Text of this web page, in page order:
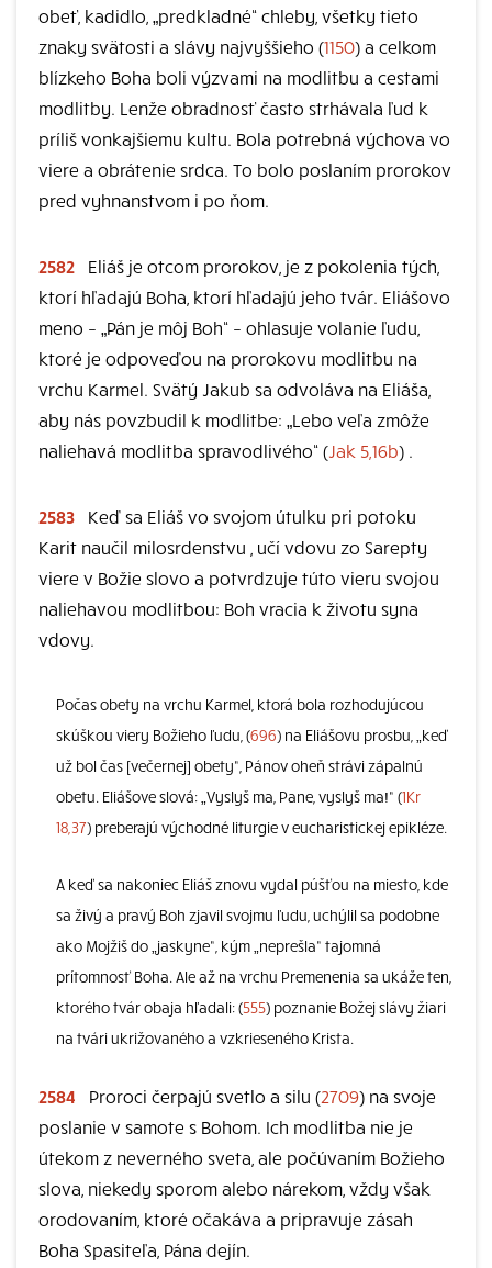
obeť, kadidlo, „predkladné“ chleby, všetky tieto
znaky svätosti a slávy najvyššieho (1150) a celkom
blízkeho Boha boli výzvami na modlitbu a cestami
modlitby. Lenže obradnosť často strhávala ľud k
príliš vonkajšiemu kultu. Bola potrebná výchova vo
viere a obrátenie srdca. To bolo poslaním prorokov
pred vyhnanstvom i po ňom.
2582
Eliáš je otcom prorokov, je z pokolenia tých,
ktorí hľadajú Boha, ktorí hľadajú jeho tvár. Eliášovo
meno – „Pán je môj Boh“ – ohlasuje volanie ľudu,
ktoré je odpoveďou na prorokovu modlitbu na
vrchu Karmel. Svätý Jakub sa odvoláva na Eliáša,
aby nás povzbudil k modlitbe: „Lebo veľa zmôže
naliehavá modlitba spravodlivého“ (Jak 5,16b) .
2583
Keď sa Eliáš vo svojom útulku pri potoku
Karit naučil milosrdenstvu , učí vdovu zo Sarepty
viere v Božie slovo a potvrdzuje túto vieru svojou
naliehavou modlitbou: Boh vracia k životu syna
vdovy.
Počas obety na vrchu Karmel, ktorá bola rozhodujúcou
skúškou viery Božieho ľudu, (696) na Eliášovu prosbu, „keď
už bol čas [večernej] obety“, Pánov oheň strávi zápalnú
obetu. Eliášove slová: „Vyslyš ma, Pane, vyslyš ma!“ (1Kr
18,37) preberajú východné liturgie v eucharistickej epikléze.
A keď sa nakoniec Eliáš znovu vydal púšťou na miesto, kde
sa živý a pravý Boh zjavil svojmu ľudu, uchýlil sa podobne
ako Mojžiš do „jaskyne“, kým „neprešla“ tajomná
prítomnosť Boha. Ale až na vrchu Premenenia sa ukáže ten,
ktorého tvár obaja hľadali: (555) poznanie Božej slávy žiari
na tvári ukrižovaného a vzkrieseného Krista.
2584 Proroci čerpajú svetlo a silu (2709) na svoje
poslanie v samote s Bohom. Ich modlitba nie je
útekom z neverného sveta, ale počúvaním Božieho
slova, niekedy sporom alebo nárekom, vždy však
orodovaním, ktoré očakáva a pripravuje zásah
Boha Spasiteľa, Pána dejín.